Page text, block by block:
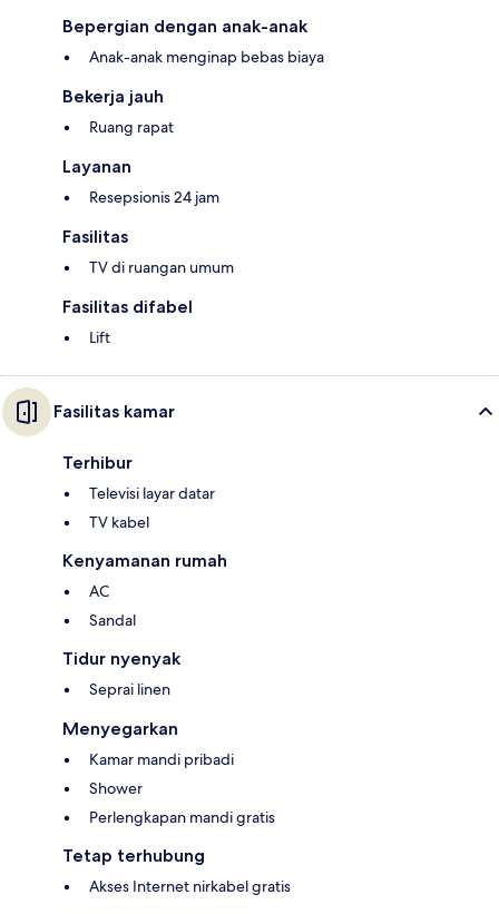
Bepergian dengan anak-anak
Anak-anak menginap bebas biaya
Bekerja jauh
Ruang rapat
Layanan
Resepsionis 24 jam
Fasilitas
TV di ruangan umum
Fasilitas difabel
Lift
Fasilitas kamar
Terhibur
Televisi layar datar
TV kabel
Kenyamanan rumah
AC
Sandal
Tidur nyenyak
Seprai linen
Menyegarkan
Kamar mandi pribadi
Shower
Perlengkapan mandi gratis
Tetap terhubung
Akses Internet nirkabel gratis